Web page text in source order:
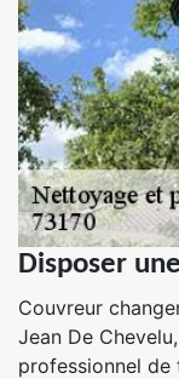
Disposer
Couvreur
Jean De
professionnel